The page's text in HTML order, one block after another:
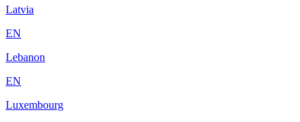
Latvia
EN
Lebanon
EN
Luxembourg